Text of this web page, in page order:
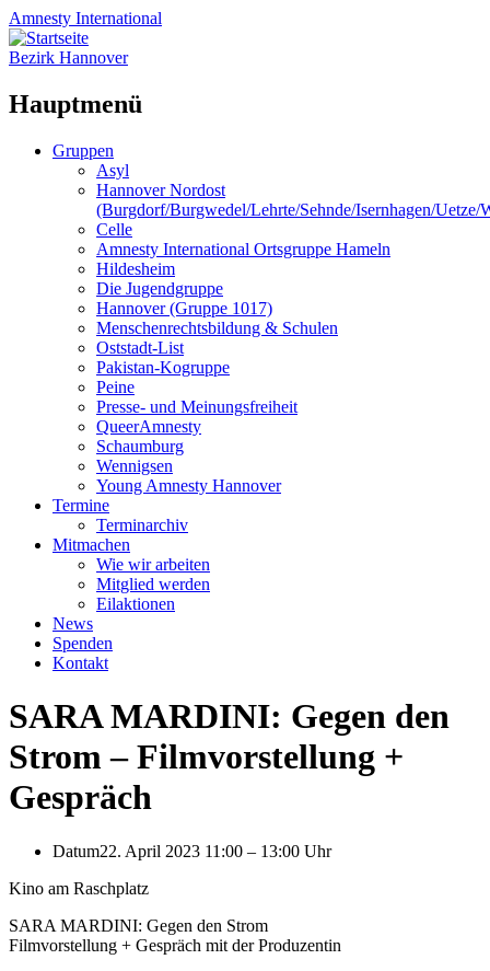
Amnesty International
Bezirk Hannover
Hauptmenü
Zum
Gruppen
Asyl
Hannover Nordost
(Burgdorf/Burgwedel/Lehrte/Sehnde/Isernhagen/Uetze/
Celle
Amnesty International Ortsgruppe Hameln
Hildesheim
Die Jugendgruppe
Hannover (Gruppe 1017)
Menschenrechtsbildung & Schulen
Oststadt-List
Pakistan-Kogruppe
Peine
Presse- und Meinungsfreiheit
QueerAmnesty
Schaumburg
Wennigsen
Young Amnesty Hannover
Termine
Terminarchiv
Mitmachen
Wie wir arbeiten
Mitglied werden
Eilaktionen
News
Spenden
Kontakt
SARA MARDINI: Gegen den
Strom – Filmvorstellung +
Gespräch
Datum22. April 2023 11:00 – 13:00 Uhr
Kino am Raschplatz
SARA MARDINI: Gegen den Strom
Filmvorstellung + Gespräch mit der Produzentin